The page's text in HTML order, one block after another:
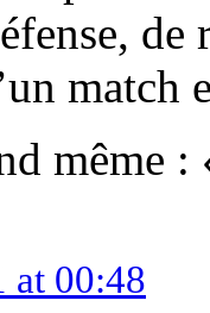
match
même
at 00:48